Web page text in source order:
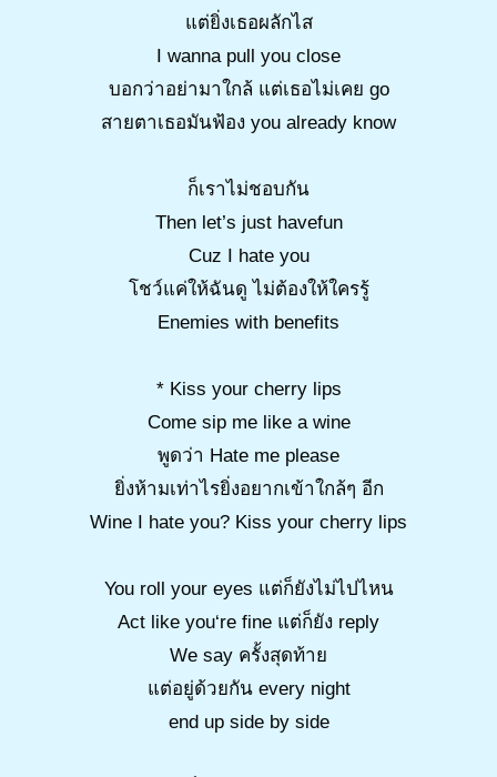
แต่ยิ่งเธอผลักไส
I wanna pull you close
บอกว่าอย่ามาใกล้ แต่เธอไม่เคย go
สายตาเธอมันฟ้อง you already know
ก็เราไม่ชอบกัน
Then let’s just havefun
Cuz I hate you
โชว์แค่ให้ฉันดู ไม่ต้องให้ใครรู้
Enemies with benefits
* Kiss your cherry lips
Come sip me like a wine
พูดว่า Hate me please
ยิ่งห้ามเท่าไรยิ่งอยากเข้าใกล้ๆ อีก
Wine I hate you? Kiss your cherry lips
You roll your eyes แต่ก็ยังไม่ไปไหน
Act like you‘re fine แต่ก็ยัง reply
We say ครั้งสุดท้าย
แต่อยู่ด้วยกัน every night
end up side by side